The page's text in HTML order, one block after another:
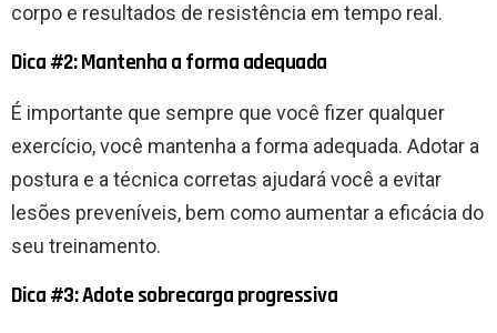
corpo e resultados de resistência em tempo real.
Dica #2: Mantenha a forma adequada
É importante que sempre que você fizer qualquer
exercício, você mantenha a forma adequada. Adotar a
postura e a técnica corretas ajudará você a evitar
lesões preveníveis, bem como aumentar a eficácia do
seu treinamento.
Dica #3: Adote sobrecarga progressiva